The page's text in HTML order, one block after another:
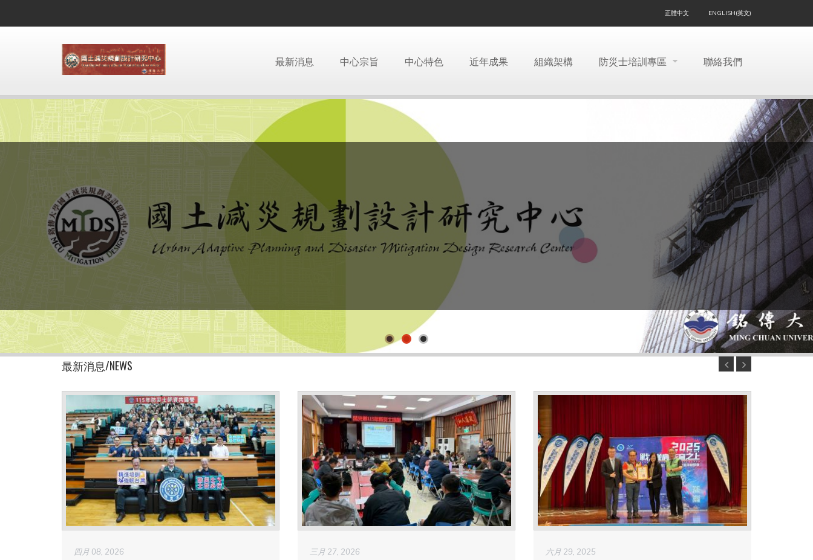
正體中文 ENGLISH(英文)
最新消息 中心宗旨 中心特色 近年成果 組織架構 防災士培訓專區 聯絡我們
最新消息/NEWS
四月 08, 2026 三月 27, 2026 六月 29, 2025